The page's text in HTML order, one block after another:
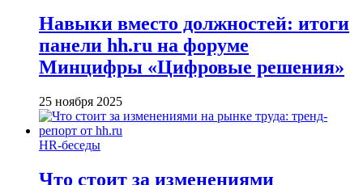
Навыки вместо должностей: итоги
панели hh.ru на форуме
Минцифры «Цифровые решения»
25 ноября 2025
HR-беседы
Что стоит за изменениями